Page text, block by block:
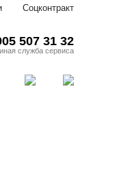
Соцконтракт
507 31 32
служба сервиса